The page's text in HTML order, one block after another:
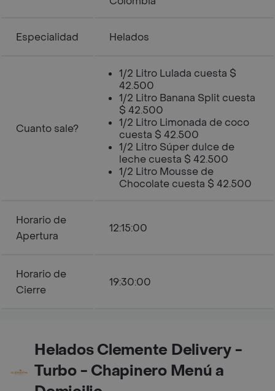
Especialidad Helados
Cuanto sale?
1/2 Litro Lulada cuesta $
42.500
1/2 Litro Banana Split cuesta
$ 42.500
1/2 Litro Limonada de coco
cuesta $ 42.500
1/2 Litro Súper dulce de
leche cuesta $ 42.500
1/2 Litro Mousse de
Chocolate cuesta $ 42.500
Horario de
Apertura
12:15:00
Horario de
Cierre
19:30:00
Helados Clemente Delivery -
Turbo - Chapinero Menú a